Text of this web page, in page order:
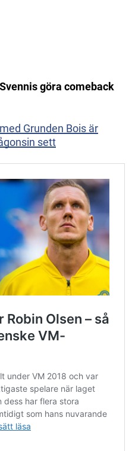
göra comeback
Grunden Bois är
sett